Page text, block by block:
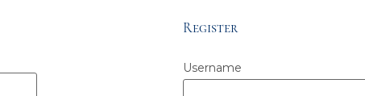
Register
Username